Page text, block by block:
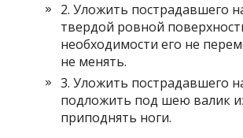
2. Уложить пострадавшего
твердой ровной
необходимости его не
не менять.
3. Уложить пострадавшего
подложить под шею валик
приподнять ноги.